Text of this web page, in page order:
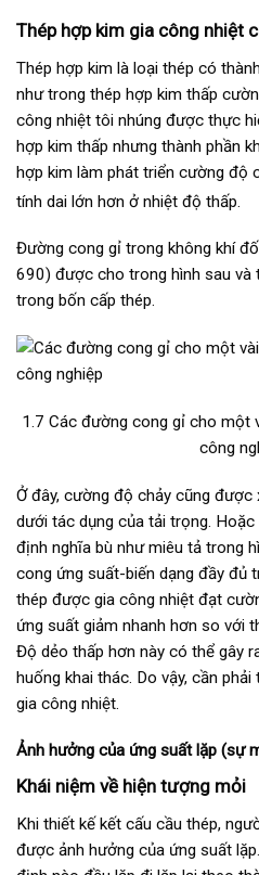
Thép hợp kim gia công nhiệt
Thép hợp kim là loại thép có
như trong thép hợp kim thấp
công nhiệt tôi nhúng được thực
hợp kim thấp nhưng thành phần
hợp kim làm phát triển cường độ
tính dai lớn hơn ở nhiệt độ thấp.
Đường cong gỉ trong không khí
690) được cho trong hình sau và
trong bốn cấp thép.
1.7 Các đường cong gỉ cho một
công
Ở đây, cường độ chảy cũng
dưới tác dụng của tải trọng.
định nghĩa bù như miêu tả trong
cong ứng suất-biến dạng đầy đủ
thép được gia công nhiệt đạt
ứng suất giảm nhanh hơn so với
Độ dẻo thấp hơn này có thể gây
huống khai thác. Do vậy, cần
gia công nhiệt.
Ảnh hưởng của ứng suất lặp (sự
Khái niệm về hiện tượng mỏi
Khi thiết kế kết cấu cầu thép,
được ảnh hưởng của ứng suất